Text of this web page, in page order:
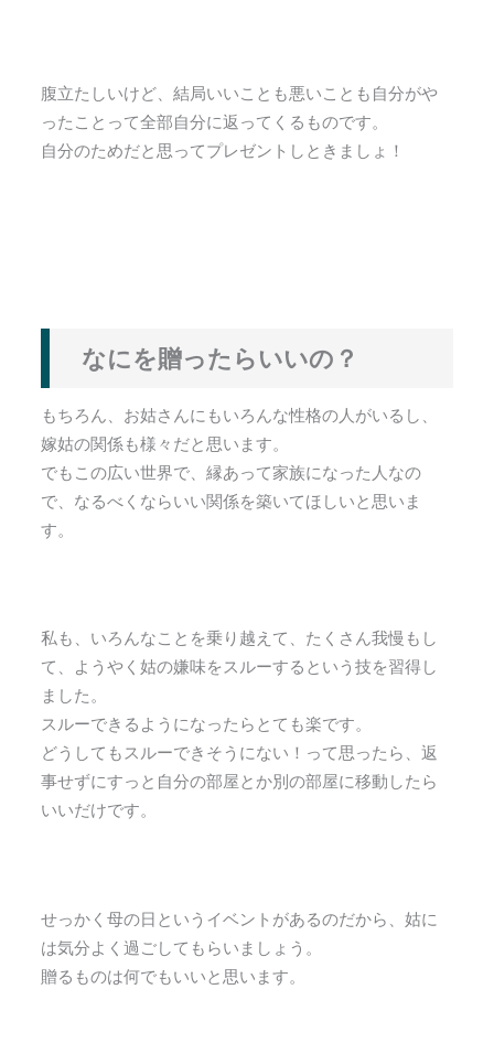
腹立たしいけど、結局いいことも悪いことも自分がや
ったことって全部自分に返ってくるものです。
自分のためだと思ってプレゼントしときましょ！
なにを贈ったらいいの？
もちろん、お姑さんにもいろんな性格の人がいるし、
嫁姑の関係も様々だと思います。
でもこの広い世界で、縁あって家族になった人なの
で、なるべくならいい関係を築いてほしいと思いま
す。
私も、いろんなことを乗り越えて、たくさん我慢もし
て、ようやく姑の嫌味をスルーするという技を習得し
ました。
スルーできるようになったらとても楽です。
どうしてもスルーできそうにない！って思ったら、返
事せずにすっと自分の部屋とか別の部屋に移動したら
いいだけです。
せっかく母の日というイベントがあるのだから、姑に
は気分よく過ごしてもらいましょう。
贈るものは何でもいいと思います。